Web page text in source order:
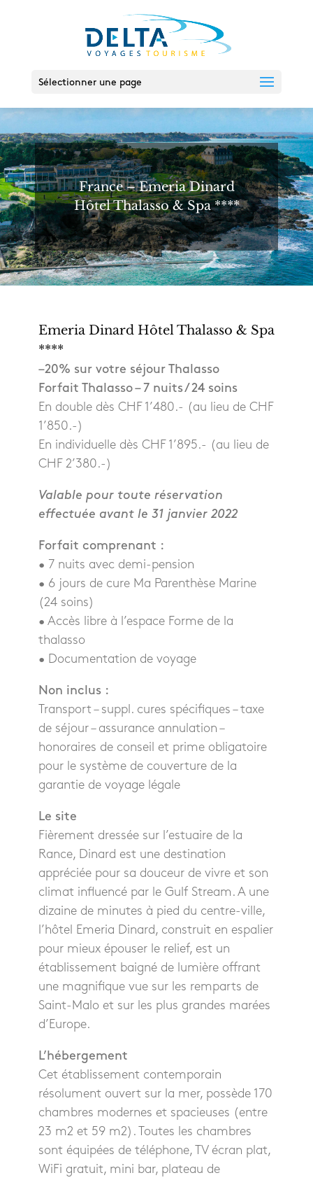
Sélectionner une page
France – Emeria Dinard
Hôtel Thalasso & Spa ****
Emeria Dinard Hôtel Thalasso & Spa
****
–20% sur votre séjour Thalasso
Forfait Thalasso – 7 nuits / 24 soins
En double dès CHF 1’480.- (au lieu de CHF
1’850.-)
En individuelle dès CHF 1’895.- (au lieu de
CHF 2’380.-)
Valable pour toute réservation
effectuée avant le 31 janvier 2022
Forfait comprenant :
• 7 nuits avec demi-pension
• 6 jours de cure Ma Parenthèse Marine
(24 soins)
• Accès libre à l’espace Forme de la
thalasso
• Documentation de voyage
Non inclus :
Transport – suppl. cures spécifiques – taxe
de séjour – assurance annulation –
honoraires de conseil et prime obligatoire
pour le système de couverture de la
garantie de voyage légale
Le site
Fièrement dressée sur l’estuaire de la
Rance, Dinard est une destination
appréciée pour sa douceur de vivre et son
climat influencé par le Gulf Stream. A une
dizaine de minutes à pied du centre-ville,
l’hôtel Emeria Dinard, construit en espalier
pour mieux épouser le relief, est un
établissement baigné de lumière offrant
une magnifique vue sur les remparts de
Saint-Malo et sur les plus grandes marées
d’Europe.
L’hébergement
Cet établissement contemporain
résolument ouvert sur la mer, possède 170
chambres modernes et spacieuses (entre
23 m2 et 59 m2). Toutes les chambres
sont équipées de téléphone, TV écran plat,
WiFi gratuit, mini bar, plateau de